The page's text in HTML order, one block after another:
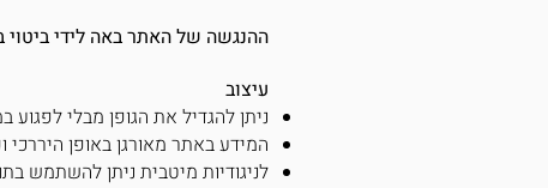
ההנגשה של האתר באה לידי ביטוי
עיצוב
ניתן להגדיל את הגופן מבלי לפגוע
המידע באתר מאורגן באופן היררכי
לניגודיות מיטבית ניתן להשתמש